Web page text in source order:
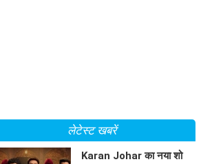
लेटेस्ट खबरें
Karan Johar का नया शो